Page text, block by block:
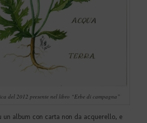
del 2012 presente nel libro “Erbe di campagna”
un album con carta non da acquerello, e